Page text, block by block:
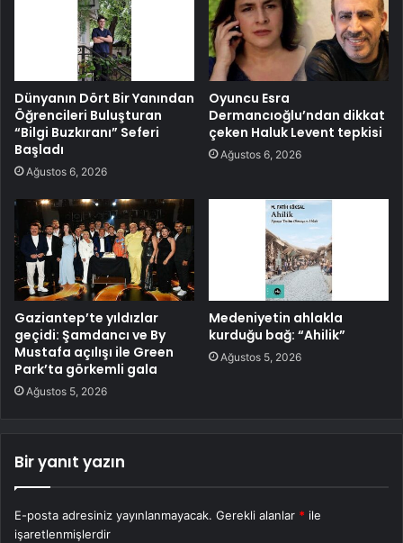
Dünyanın Dört Bir Yanından
Öğrencileri Buluşturan
“Bilgi Buzkıranı” Seferi
Başladı
Ağustos 6, 2026
Oyuncu Esra
Dermancıoğlu’ndan dikkat
çeken Haluk Levent tepkisi
Ağustos 6, 2026
Gaziantep’te yıldızlar
geçidi: Şamdancı ve By
Mustafa açılışı ile Green
Park’ta görkemli gala
Ağustos 5, 2026
Medeniyetin ahlakla
kurduğu bağ: “Ahilik”
Ağustos 5, 2026
Bir yanıt yazın
E-posta adresiniz yayınlanmayacak. Gerekli alanlar * ile
işaretlenmişlerdir